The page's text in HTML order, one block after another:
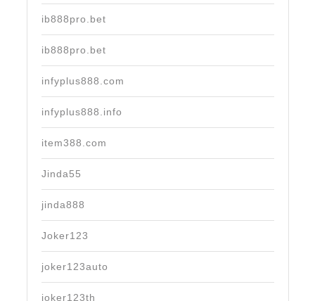
ib888pro.bet
ib888pro.bet
infyplus888.com
infyplus888.info
item388.com
Jinda55
jinda888
Joker123
joker123auto
joker123th